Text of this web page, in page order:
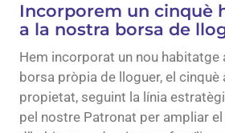
Incorporem un cinquè
a la nostra borsa de
Hem incorporat un nou habitatge
borsa pròpia de lloguer, el cinquè
propietat, seguint la línia
pel nostre Patronat per ampliar